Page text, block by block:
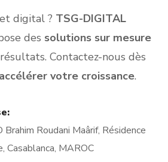
digital ? TSG-DIGITAL
des solutions sur mesure
Contactez-nous dès
accélérer votre croissance.
Brahim Roudani Maârif, Résidence
Casablanca, MAROC